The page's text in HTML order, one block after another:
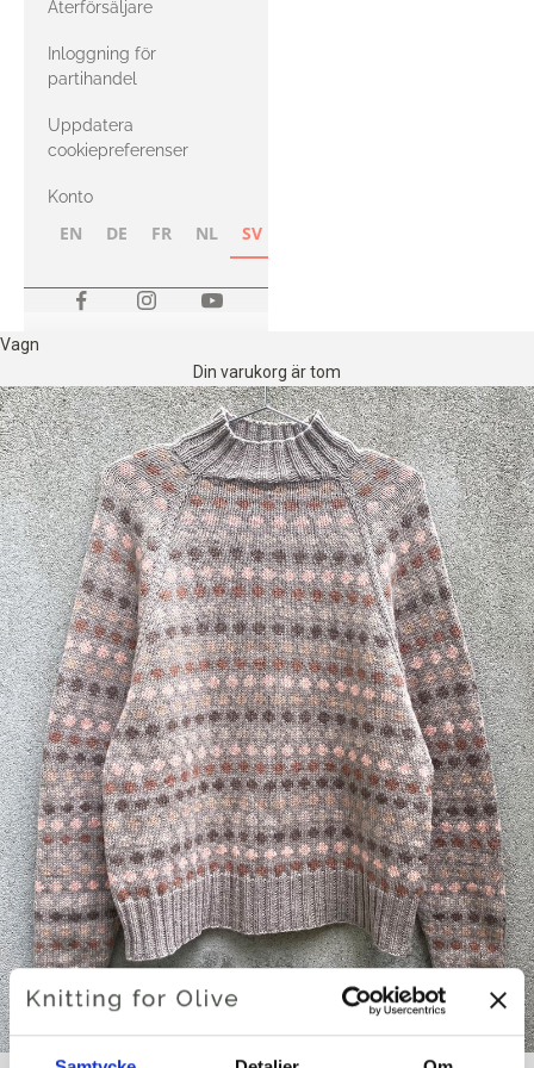
med Heavy
Merino
Återförsäljare
Inloggning för
partihandel
Uppdatera
cookiepreferenser
Konto
EN DE FR NL SV
Vagn
Din varukorg är tom